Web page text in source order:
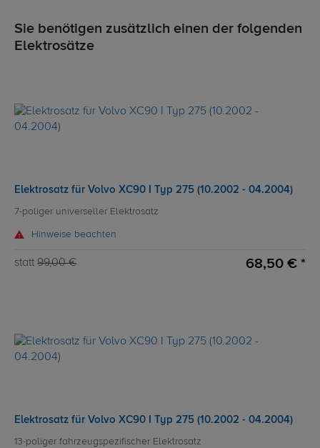
Sie benötigen zusätzlich einen der folgenden
Elektrosätze
Elektrosatz für Volvo XC90 I Typ 275 (10.2002 - 04.2004)
7-poliger universeller Elektrosatz
Hinweise beachten
statt 99,00 € 68,50 € *
Elektrosatz für Volvo XC90 I Typ 275 (10.2002 - 04.2004)
13-poliger fahrzeugspezifischer Elektrosatz